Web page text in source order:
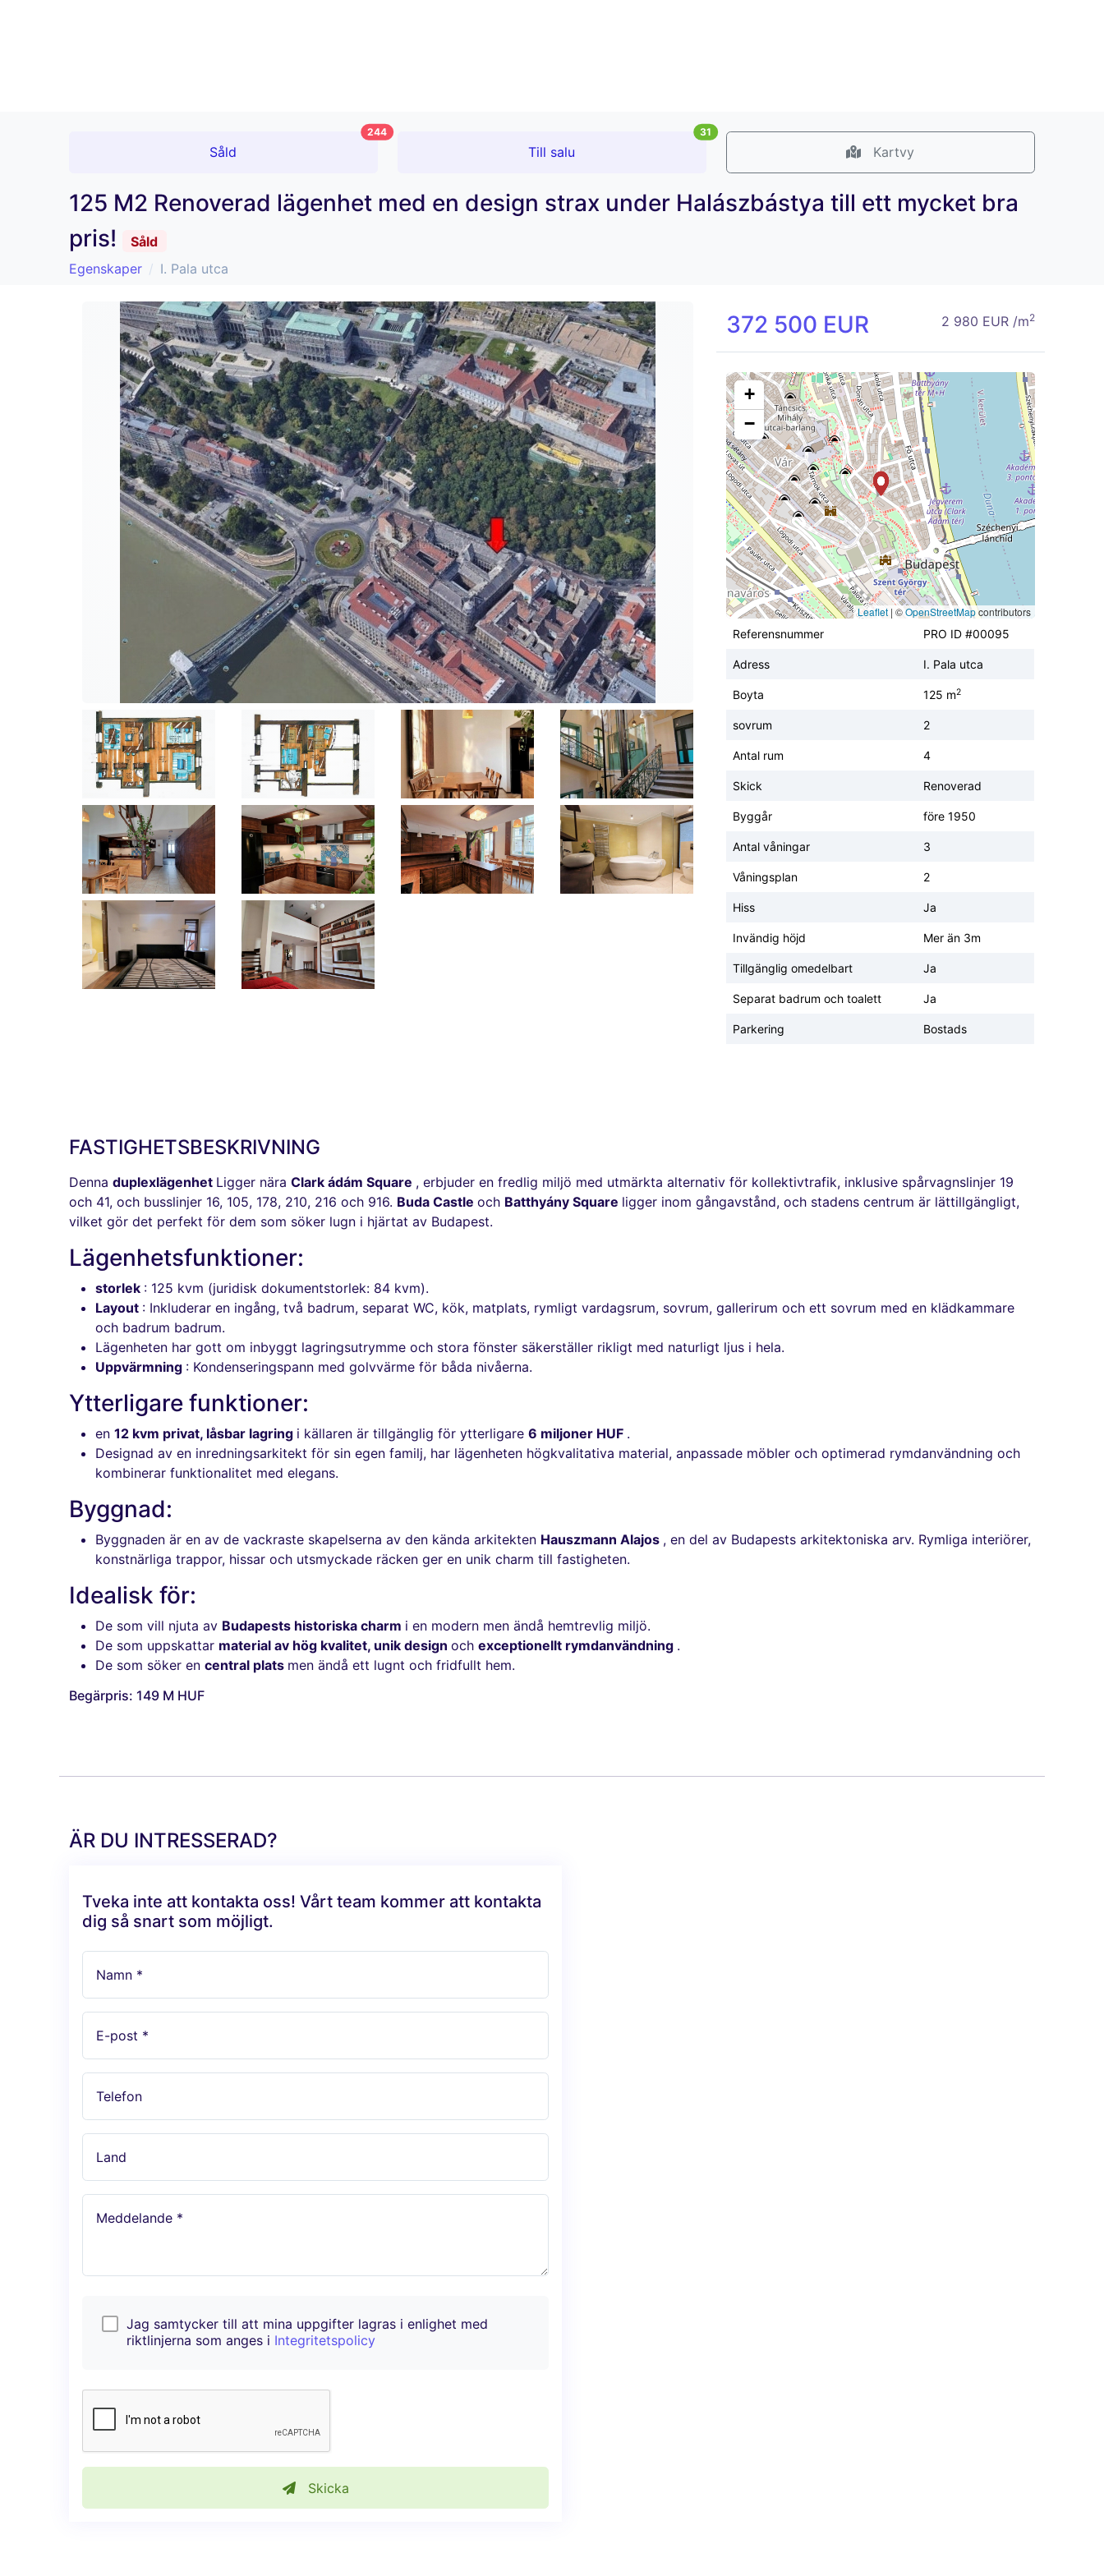
Såld
244
Till salu
31
Kartvy
125 M2 Renoverad lägenhet med en design strax under Halászbástya till ett mycket bra
pris!
Såld
Egenskaper
I. Pala utca
372 500 EUR 2 980 EUR /m2
+
−
Leaflet | ©OpenStreetMapcontributors
Referensnummer
PRO ID #00095
Adress I. Pala utca
Boyta 125 m2
sovrum 2
Antal rum 4
Skick Renoverad
Byggår före 1950
Antal våningar 3
Våningsplan 2
Hiss Ja
Invändig höjd Mer än 3m
Tillgänglig omedelbart Ja
Separat badrum och toalett Ja
Parkering Bostads
FASTIGHETSBESKRIVNING
Denna duplexlägenhet Ligger nära Clark ádám Square , erbjuder en fredlig miljö med utmärkta alternativ för kollektivtrafik, inklusive spårvagnslinjer 19
och 41, och busslinjer 16, 105, 178, 210, 216 och 916. Buda Castle och Batthyány Square ligger inom gångavstånd, och stadens centrum är lättillgängligt,
vilket gör det perfekt för dem som söker lugn i hjärtat av Budapest.
Lägenhetsfunktioner:
storlek : 125 kvm (juridisk dokumentstorlek: 84 kvm).
Layout : Inkluderar en ingång, två badrum, separat WC, kök, matplats, rymligt vardagsrum, sovrum, gallerirum och ett sovrum med en klädkammare
och badrum badrum.
Lägenheten har gott om inbyggt lagringsutrymme och stora fönster säkerställer rikligt med naturligt ljus i hela.
Uppvärmning : Kondenseringspann med golvvärme för båda nivåerna.
Ytterligare funktioner:
en 12 kvm privat, låsbar lagring i källaren är tillgänglig för ytterligare 6 miljoner HUF .
Designad av en inredningsarkitekt för sin egen familj, har lägenheten högkvalitativa material, anpassade möbler och optimerad rymdanvändning och
kombinerar funktionalitet med elegans.
Byggnad:
Byggnaden är en av de vackraste skapelserna av den kända arkitekten Hauszmann Alajos , en del av Budapests arkitektoniska arv. Rymliga interiörer,
konstnärliga trappor, hissar och utsmyckade räcken ger en unik charm till fastigheten.
Idealisk för:
De som vill njuta av Budapests historiska charm i en modern men ändå hemtrevlig miljö.
De som uppskattar material av hög kvalitet, unik design och exceptionellt rymdanvändning .
De som söker en central plats men ändå ett lugnt och fridfullt hem.
Begärpris: 149 M HUF
ÄR DU INTRESSERAD?
Tveka inte att kontakta oss! Vårt team kommer att kontakta
dig så snart som möjligt.
Namn *
E-post *
Telefon
Land
Meddelande *
Jag samtycker till att mina uppgifter lagras i enlighet med
riktlinjerna som anges i Integritetspolicy
Skicka